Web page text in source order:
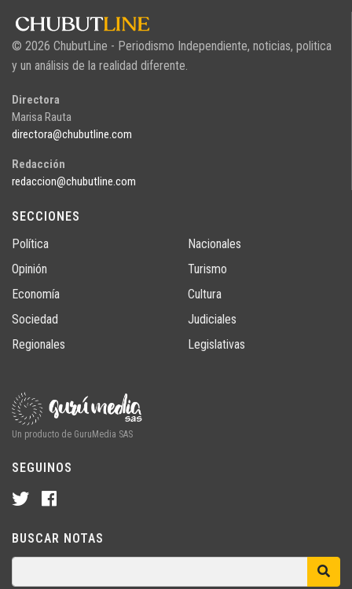
© 2026 ChubutLine - Periodismo Independiente, noticias, politica
y un análisis de la realidad diferente.
Directora
Marisa Rauta
directora@chubutline.com
Redacción
redaccion@chubutline.com
SECCIONES
Política
Opinión
Economía
Sociedad
Regionales
Nacionales
Turismo
Cultura
Judiciales
Legislativas
Un producto de GuruMedia SAS
SEGUINOS
BUSCAR NOTAS